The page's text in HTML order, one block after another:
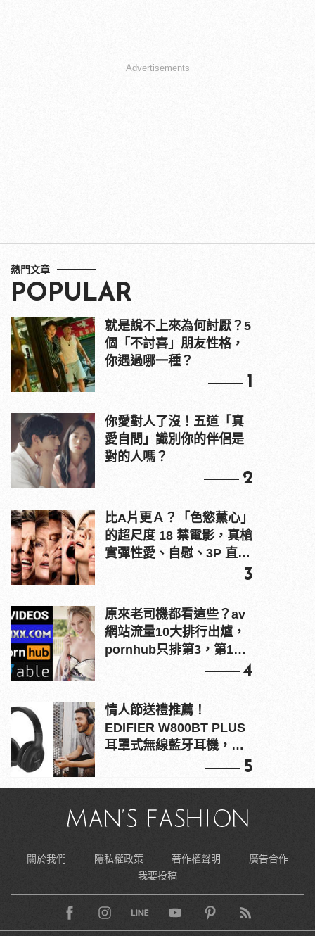
Advertisements
熱門文章
POPULAR
就是說不上來為何討厭？5
個「不討喜」朋友性格，
你遇過哪一種？
1
你愛對人了沒！五道「真
愛自問」識別你的伴侶是
對的人嗎？
2
比A片更Ａ？「色慾薰心」
的超尺度 18 禁電影，真槍
實彈性愛、自慰、3P 直接
3
原來老司機都看這些？av
網站流量10大排行出爐，
pornhub只排第3，第1名
4
情人節送禮推薦！
EDIFIER W800BT PLUS
耳罩式無線藍牙耳機，在
5
關於我們 隱私權政策 著作權聲明
廣告合作
我要投稿